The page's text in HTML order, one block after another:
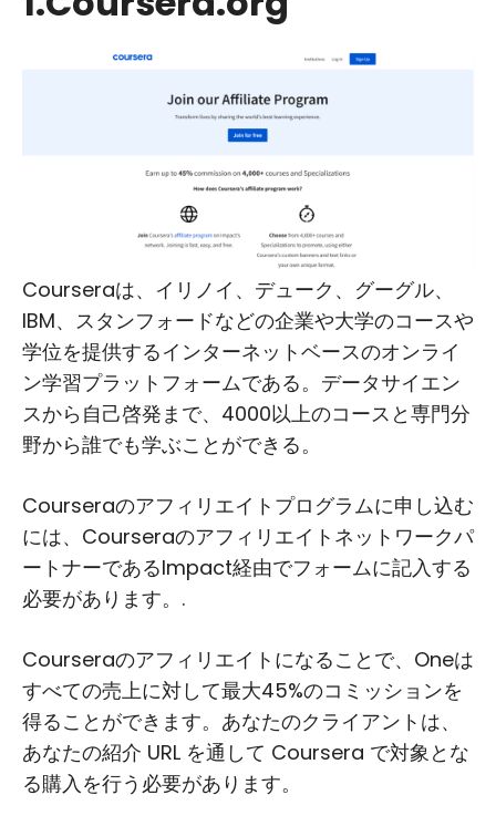
Courseraは、イリノイ、デューク、グーグル、
IBM、スタンフォードなどの企業や大学のコースや
学位を提供するインターネットベースのオンライ
ン学習プラットフォームである。データサイエン
スから自己啓発まで、4000以上のコースと専門分
野から誰でも学ぶことができる。
Courseraのアフィリエイトプログラムに申し込む
には、Courseraのアフィリエイトネットワークパ
ートナーであるImpact経由でフォームに記入する
必要があります。.
Courseraのアフィリエイトになることで、Oneは
すべての売上に対して最大45%のコミッションを
得ることができます。あなたのクライアントは、
あなたの紹介 URL を通して Coursera で対象とな
る購入を行う必要があります。